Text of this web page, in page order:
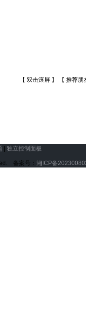
【 双击滚屏 】 【 推荐朋
独立控制面板
备案号： 湘ICP备